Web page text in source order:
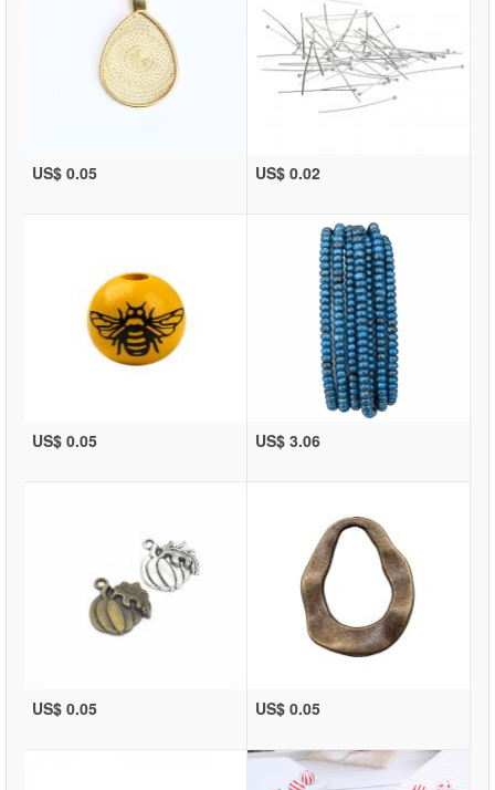
US$ 0.05 US$ 0.02
US$ 0.05 US$ 3.06
US$ 0.05 US$ 0.05